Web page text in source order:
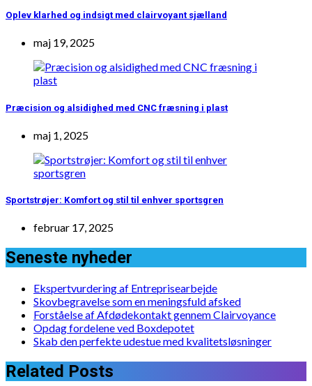
Oplev klarhed og indsigt med clairvoyant sjælland
maj 19, 2025
Præcision og alsidighed med CNC fræsning i plast
maj 1, 2025
Sportstrøjer: Komfort og stil til enhver sportsgren
februar 17, 2025
Seneste nyheder
Ekspertvurdering af Entreprisearbejde
Skovbegravelse som en meningsfuld afsked
Forståelse af Afdødekontakt gennem Clairvoyance
Opdag fordelene ved Boxdepotet
Skab den perfekte udestue med kvalitetsløsninger
Related Posts